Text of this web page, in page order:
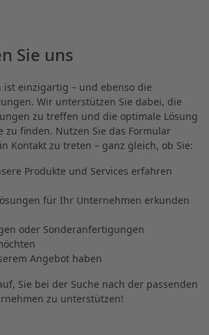
Sie uns
ist einzigartig – und ebenso die
Wir unterstützen Sie dabei, die
zu treffen und die optimale Lösung
finden. Nutzen Sie das Formular
Kontakt zu treten – ganz gleich, ob Sie:
Produkte und Services erfahren
für Ihr Unternehmen erkunden
oder Sonderanfertigungen
Angebot haben
Sie bei der Suche nach der passenden
zu unterstützen!